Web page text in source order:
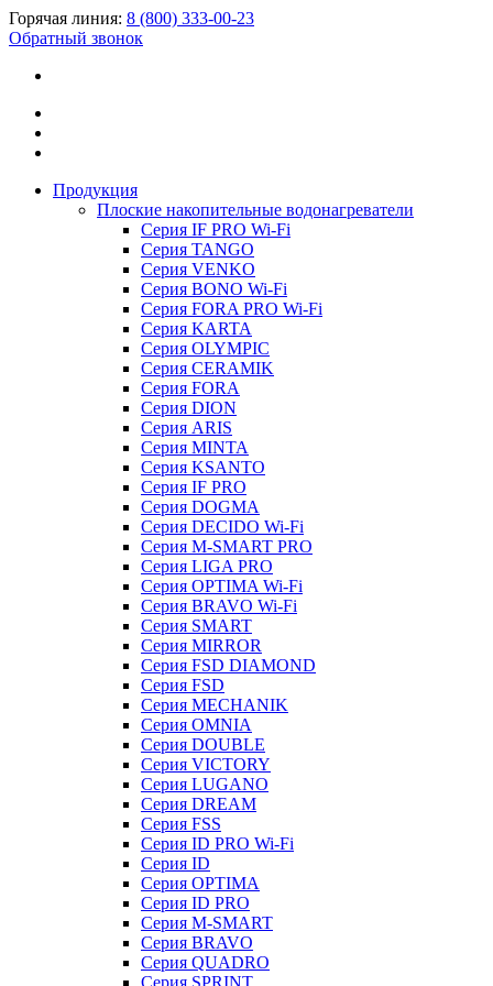
Горячая линия: 8 (800) 333-00-23
Обратный звонок
Продукция
Плоские накопительные водонагреватели
Серия IF PRO Wi-Fi
Серия TANGO
Серия VENKO
Серия BONO Wi-Fi
Серия FORA PRO Wi-Fi
Серия KARTA
Серия OLYMPIC
Серия CERAMIK
Серия FORA
Серия DION
Серия ARIS
Серия MINTA
Серия KSANTO
Серия IF PRO
Серия DOGMA
Серия DECIDO Wi-Fi
Серия M-SMART PRO
Серия LIGA PRO
Серия OPTIMA Wi-Fi
Серия BRAVO Wi-Fi
Серия SMART
Серия MIRROR
Серия FSD DIAMOND
Серия FSD
Серия MECHANIK
Серия OMNIA
Серия DOUBLE
Серия VICTORY
Серия LUGANO
Серия DREAM
Серия FSS
Серия ID PRO Wi-Fi
Серия ID
Серия OPTIMA
Серия ID PRO
Серия M-SMART
Серия BRAVO
Серия QUADRO
Серия SPRINT